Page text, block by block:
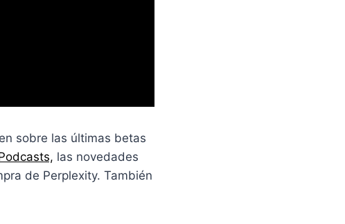
sobre las últimas betas
las novedades
de Perplexity. También